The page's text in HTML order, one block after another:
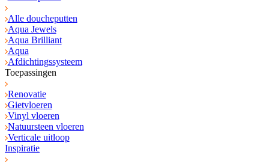
Alle doucheputten
Aqua Jewels
Aqua Brilliant
Aqua
Afdichtingssysteem
Toepassingen
Renovatie
Gietvloeren
Vinyl vloeren
Natuursteen vloeren
Verticale uitloop
Inspiratie